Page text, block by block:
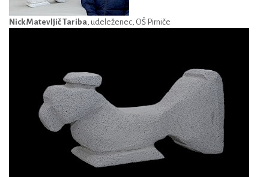
Nick Matevljič Tariba, udeleženec, OŠ Pirniče